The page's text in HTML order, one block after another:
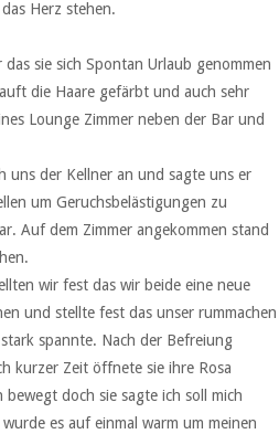
Herz stehen.
sie sich Spontan Urlaub genommen
die Haare gefärbt und auch sehr
Lounge Zimmer neben der Bar und
uns der Kellner an und sagte uns er
um Geruchsbelästigungen zu
Auf dem Zimmer angekommen stand
wir fest das wir beide eine neue
und stellte fest das unser rummachen
spannte. Nach der Befreiung
kurzer Zeit öffnete sie ihre Rosa
doch sie sagte ich soll mich
es auf einmal warm um meinen